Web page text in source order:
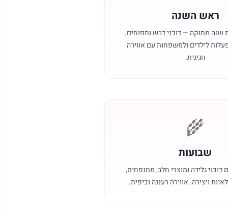
ראש השנה
שנה מתוקה — דוכני דבש ותפוחים,
לילדים ולמשפחות עם אווירה
חגיגית.
🌾
שבועות
דוכני גלידה ומוצרי חלב, מתנפחים,
ויצירה. אווירה רעננה וכיפית.